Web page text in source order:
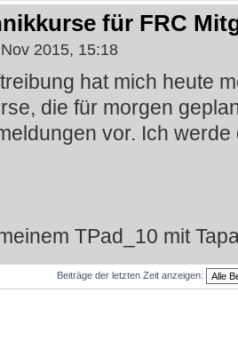
für FRC
2015, 15:18
hat mich heute
die für morgen
vor. Ich
TPad_10 mit
Beiträge der letzten Zeit anzeigen: